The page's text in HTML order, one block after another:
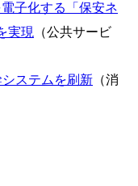
子化する「保安ネ
実現
（公共サービ
ステムを刷新 （消